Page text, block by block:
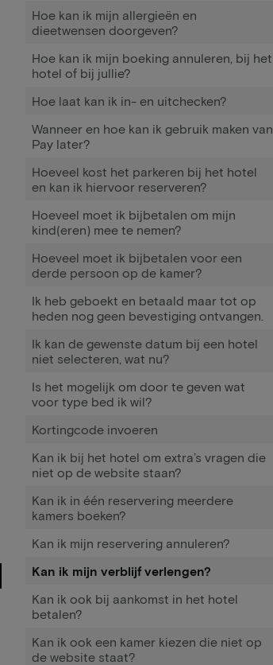
Hoe kan ik mijn allergieën en
dieetwensen doorgeven?
Hoe kan ik mijn boeking annuleren, bij het
hotel of bij jullie?
Hoe laat kan ik in- en uitchecken?
Wanneer en hoe kan ik gebruik maken van
Pay later?
Hoeveel kost het parkeren bij het hotel
en kan ik hiervoor reserveren?
Hoeveel moet ik bijbetalen om mijn
kind(eren) mee te nemen?
Hoeveel moet ik bijbetalen voor een
derde persoon op de kamer?
Ik heb geboekt en betaald maar tot op
heden nog geen bevestiging ontvangen.
Ik kan de gewenste datum bij een hotel
niet selecteren, wat nu?
Is het mogelijk om door te geven wat
voor type bed ik wil?
Kortingcode invoeren
Kan ik bij het hotel om extra’s vragen die
niet op de website staan?
Kan ik in één reservering meerdere
kamers boeken?
Kan ik mijn reservering annuleren?
Kan ik mijn verblijf verlengen?
Kan ik ook bij aankomst in het hotel
betalen?
Kan ik ook een kamer kiezen die niet op
de website staat?